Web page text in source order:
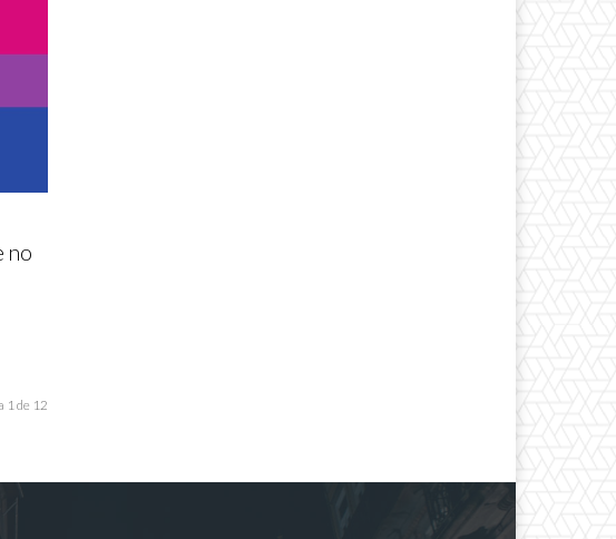
no
1 de 12